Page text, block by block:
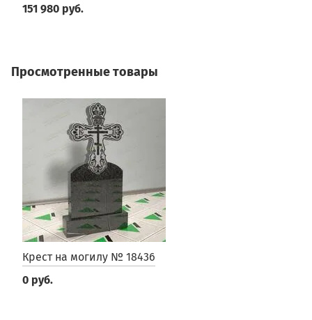
151 980 руб.
Просмотренные товары
Крест на могилу № 18436
0 руб.